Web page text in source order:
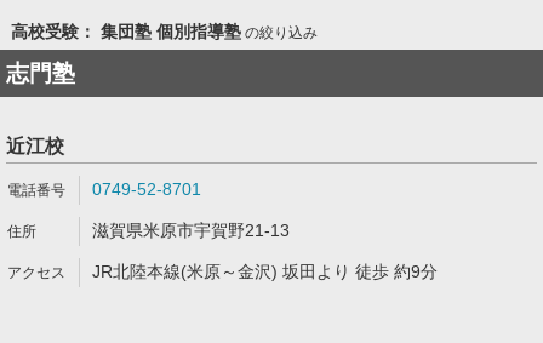
高校受験： 集団塾 個別指導塾の絞り込み
志門塾
近江校
0749-52-8701
滋賀県米原市宇賀野21-13
JR北陸本線(米原～金沢) 坂田より 徒歩 約9分